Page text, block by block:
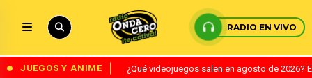
RADIO EN VIVO
JUEGOS Y ANIME ¿Qué videojuegos salen en agosto de